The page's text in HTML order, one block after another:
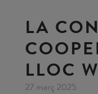
LA
LLOC
27 març 2025